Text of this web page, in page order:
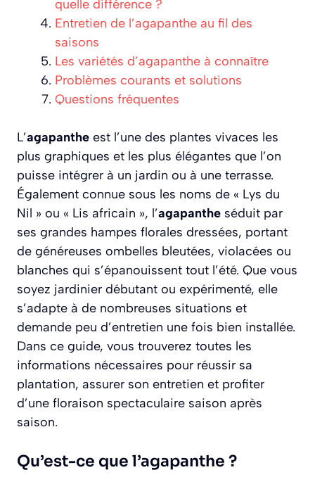
quelle différence ?
Entretien de l’agapanthe au fil des
saisons
Les variétés d’agapanthe à connaître
Problèmes courants et solutions
Questions fréquentes
L’agapanthe est l’une des plantes vivaces les
plus graphiques et les plus élégantes que l’on
puisse intégrer à un jardin ou à une terrasse.
Également connue sous les noms de « Lys du
Nil » ou « Lis africain », l’agapanthe séduit par
ses grandes hampes florales dressées, portant
de généreuses ombelles bleutées, violacées ou
blanches qui s’épanouissent tout l’été. Que vous
soyez jardinier débutant ou expérimenté, elle
s’adapte à de nombreuses situations et
demande peu d’entretien une fois bien installée.
Dans ce guide, vous trouverez toutes les
informations nécessaires pour réussir sa
plantation, assurer son entretien et profiter
d’une floraison spectaculaire saison après
saison.
Qu’est-ce que l’agapanthe ?